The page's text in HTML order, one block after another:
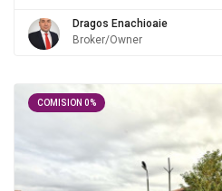
Dragos Enachioaie
Broker/Owner
COMISION 0%